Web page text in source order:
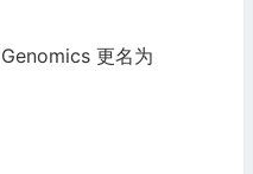
更名为